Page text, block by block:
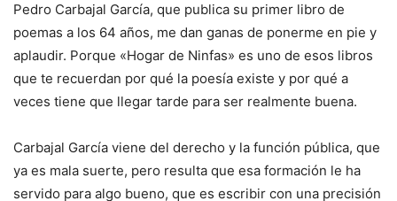
Pedro Carbajal García, que publica su primer libro de
poemas a los 64 años, me dan ganas de ponerme en pie y
aplaudir. Porque «Hogar de Ninfas» es uno de esos libros
que te recuerdan por qué la poesía existe y por qué a
veces tiene que llegar tarde para ser realmente buena.
Carbajal García viene del derecho y la función pública, que
ya es mala suerte, pero resulta que esa formación le ha
servido para algo bueno, que es escribir con una precisión